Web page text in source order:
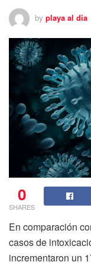
by playa al dia
0
SHARES
En comparación
casos de
incrementaron un